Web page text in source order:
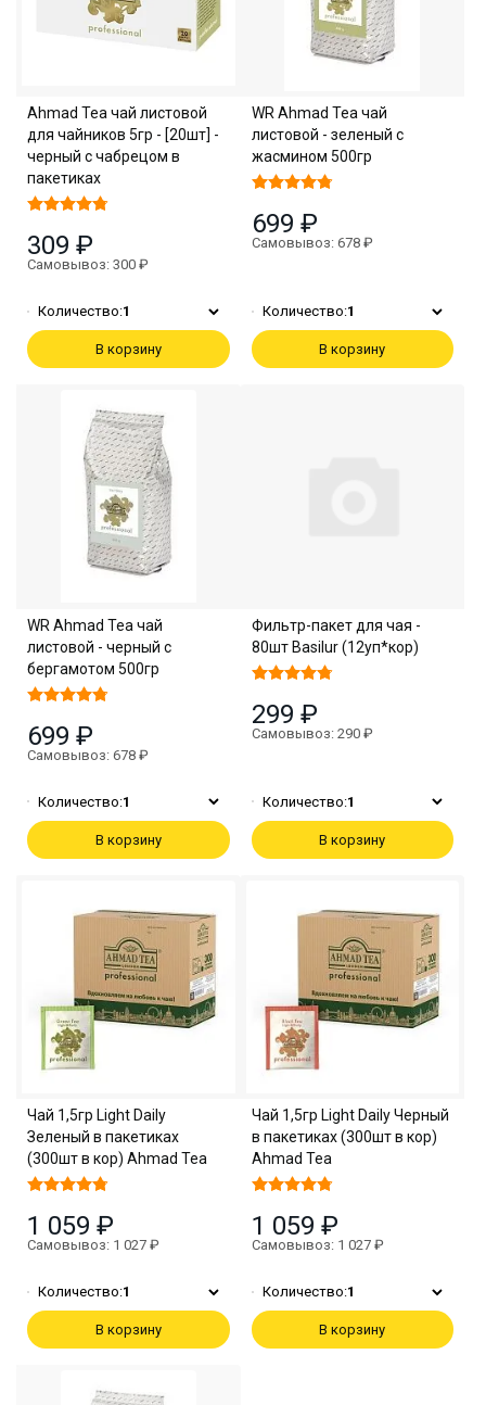
Ahmad Tea чай листовой
для чайников 5гр - [20шт] -
черный с чабрецом в
пакетиках
309 ₽
Самовывоз: 300 ₽
Количество:1
В корзину
WR Ahmad Tea чай
листовой - зеленый с
жасмином 500гр
699 ₽
Самовывоз: 678 ₽
Количество:1
В корзину
WR Ahmad Tea чай
листовой - черный с
бергамотом 500гр
699 ₽
Самовывоз: 678 ₽
Количество:1
В корзину
Фильтр-пакет для чая -
80шт Basilur (12уп*кор)
299 ₽
Самовывоз: 290 ₽
Количество:1
В корзину
Чай 1,5гр Light Daily
Зеленый в пакетиках
(300шт в кор) Ahmad Tea
1 059 ₽
Самовывоз: 1 027 ₽
Количество:1
В корзину
Чай 1,5гр Light Daily Черный
в пакетиках (300шт в кор)
Ahmad Tea
1 059 ₽
Самовывоз: 1 027 ₽
Количество:1
В корзину